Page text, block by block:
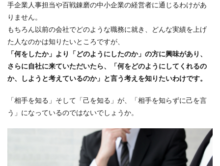
手企業人事担当や百戦錬磨の中小企業の経営者に通じるわけがあ
りません。
もちろん以前の会社でどのような職務に就き、どんな実績を上げ
た人なのかは知りたいところですが、
「何をしたか」より「どのようにしたのか」の方に興味があり、
さらに自社に来ていただいたら、「何をどのようにしてくれるの
か、しようと考えているのか」と言う考えを知りたいわけです。
「相手を知る」そして「己を知る」が、「相手を知らずに己を言
う」になっているのではないでしょうか。